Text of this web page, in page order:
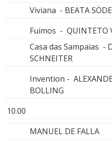
Viviana - BEATA
Fuimos - QUINTETO
Casa das Sampaias -
SCHNEITER
Invention -
BOLLING
10.00
MANUEL DE FALLA